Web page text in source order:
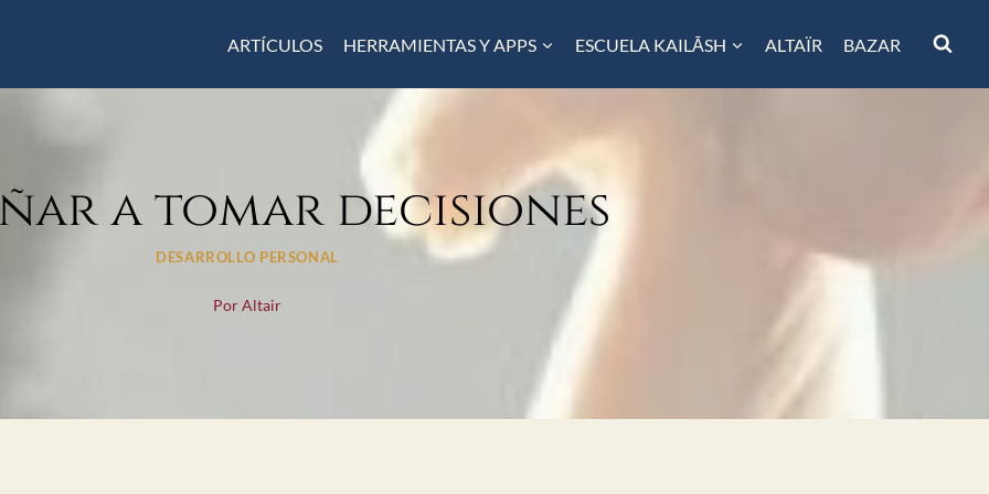
ARTÍCULOS HERRAMIENTAS Y APPS ESCUELA KAILĀSH ALTAÏR BAZAR
a tomar decisiones
DESARROLLO PERSONAL
PorAltair